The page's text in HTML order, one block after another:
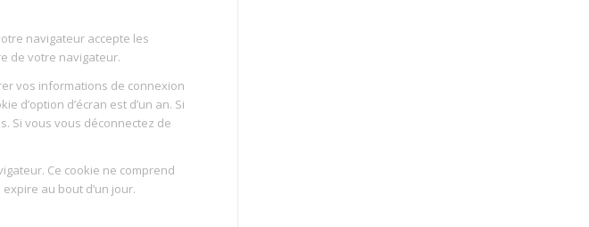
navigateur accepte les
de votre navigateur.
vos informations de connexion
d’option d’écran est d’un an. Si
Si vous vous déconnectez de
Ce cookie ne comprend
au bout d’un jour.